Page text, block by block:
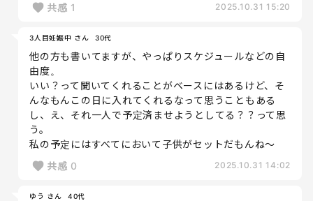
共感 1 2025.10.31 15:20
3人目妊娠中 さん 30代
他の方も書いてますが、やっぱりスケジュールなどの自
由度。
いい？って聞いてくれることがベースにはあるけど、そ
んなもんこの日に入れてくれるなって思うこともある
し、え、それ一人で予定済ませようとしてる？？って思
う。
私の予定にはすべてにおいて子供がセットだもんね～
共感 0 2025.10.31 14:02
ゆう さん 40代